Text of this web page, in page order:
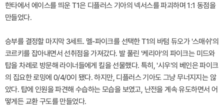
한타에서 에이스를 띄운 T1은 디플러스 기아의 넥서스를 파괴하며 1:1 동점을
만들었다.
승부를 결정할 마지막 3세트. 멜-파이크를 선택한 T1의 바텀 듀오가 '스매쉬'의
코르키를 잡아내면서 선취점을 가져갔다. 발 풀린 '케리아'의 파이크는 미드와
탑을 차례로 방문해 라이너들에게 킬을 선물했다. 특히, '시우'의 베인은 파이크
의 집요한 로밍에 0/4/0이 됐다. 하지만, 디플러스 기아도 그냥 무너지지는 않
았다. 탑에 인원을 파견해 수습하는 모습을 보였고, 난전을 계속 유도하면서 어
떻게든 교환 구도를 만들었다.